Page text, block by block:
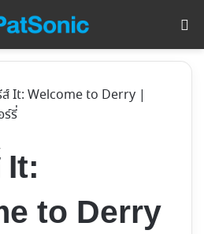
ส์ It: Welcome to Derry |
ร์รี่
It:
to Derry